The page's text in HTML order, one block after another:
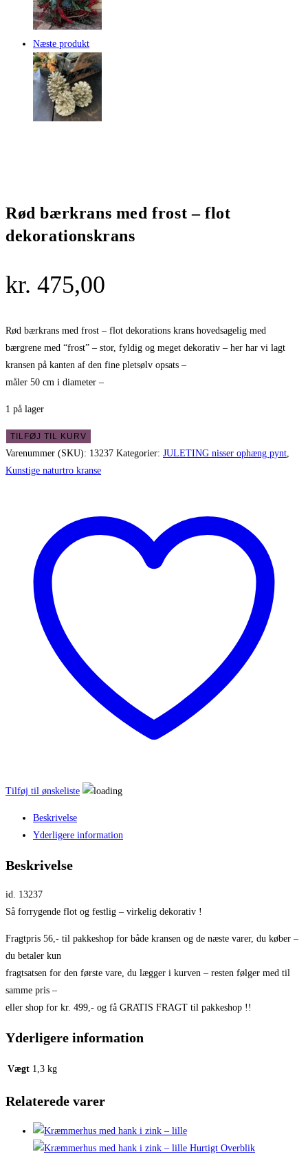
Næste produkt
Rød bærkrans med frost – flot
dekorationskrans
kr. 475,00
Rød bærkrans med frost – flot dekorations krans hovedsagelig med
bærgrene med “frost” – stor, fyldig og meget dekorativ – her har vi lagt
kransen på kanten af den fine pletsølv opsats –
måler 50 cm i diameter –
1 på lager
Rød
bærkrans
med
dekorationskrans
TILFØJ TIL KURV
Varenummer (SKU): 13237 Kategorier: JULETING nisser ophæng pynt
Kunstige naturtro kranse
Tilføj til ønskeliste
Beskrivelse
Yderligere information
Beskrivelse
id. 13237
Så forrygende flot og festlig – virkelig dekorativ !
Fragtpris 56,- til pakkeshop for både kransen og de næste varer, du køber –
du betaler kun
fragtsatsen for den første vare, du lægger i kurven – resten følger med til
samme pris –
eller shop for kr. 499,- og få GRATIS FRAGT til pakkeshop !!
Yderligere information
Vægt 1,3 kg
Relaterede varer
Hurtigt Overblik